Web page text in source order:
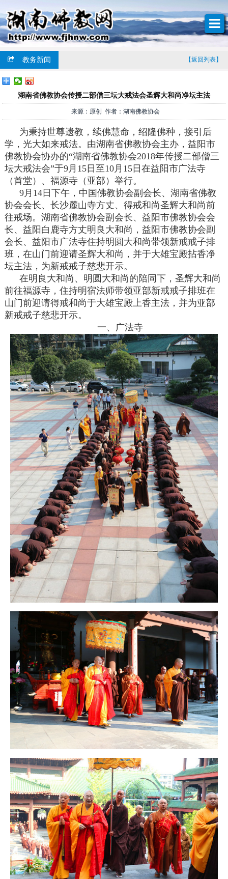
教务新闻 【返回列表】
湖南省佛教协会传授二部僧三坛大戒法会圣辉大和尚净坛主法
来源：原创 作者：湖南佛教协会
为秉持世尊遗教，续佛慧命，绍隆佛种，接引后
学，光大如来戒法。由湖南省佛教协会主办，益阳市
佛教协会协办的“湖南省佛教协会2018年传授二部僧三
坛大戒法会”于9月15日至10月15日在益阳市广法寺
（首堂）、福源寺（亚部）举行。
9月14日下午，中国佛教协会副会长、湖南省佛教
协会会长、长沙麓山寺方丈、得戒和尚圣辉大和尚前
往戒场。湖南省佛教协会副会长、益阳市佛教协会会
长、益阳白鹿寺方丈明良大和尚，益阳市佛教协会副
会长、益阳市广法寺住持明圆大和尚带领新戒戒子排
班，在山门前迎请圣辉大和尚，并于大雄宝殿拈香净
坛主法，为新戒戒子慈悲开示。
在明良大和尚、明圆大和尚的陪同下，圣辉大和尚
前往福源寺，住持明宿法师带领亚部新戒戒子排班在
山门前迎请得戒和尚于大雄宝殿上香主法，并为亚部
新戒戒子慈悲开示。
一、广法寺